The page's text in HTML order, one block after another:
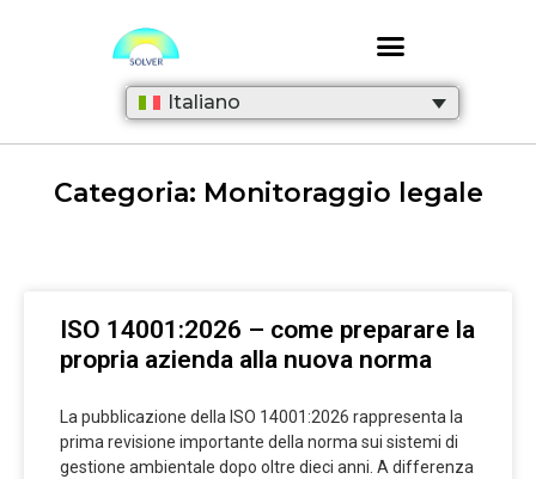
Italiano
Categoria: Monitoraggio legale
ISO 14001:2026 – come preparare la
propria azienda alla nuova norma
La pubblicazione della ISO 14001:2026 rappresenta la
prima revisione importante della norma sui sistemi di
gestione ambientale dopo oltre dieci anni. A differenza